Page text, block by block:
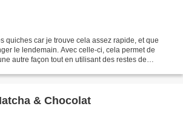
quiches car je trouve cela assez rapide, et que
le lendemain. Avec celle-ci, cela permet de
autre façon tout en utilisant des restes de
& Chocolat